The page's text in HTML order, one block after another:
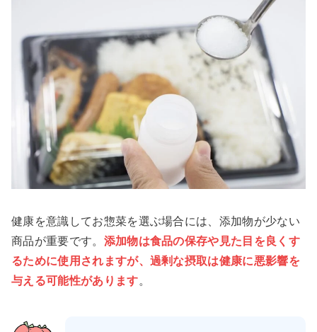
健康を意識してお惣菜を選ぶ場合には、添加物が少ない
商品が重要です。 添加物は食品の保存や見た目を良くす
るために使用されますが、過剰な摂取は健康に悪影響を
与える可能性があります。